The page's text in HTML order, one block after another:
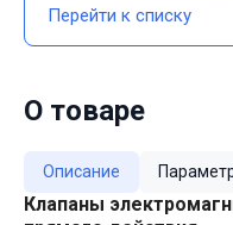
Перейти к списку
О товаре
Описание
Клапаны